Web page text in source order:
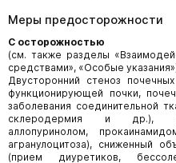
Меры предосторожности
С осторожностью
(см. также разделы
средствами», «Особые
Двусторонний стеноз
функционирующей почки,
заболевания соединительной
склеродермия и др.),
аллопуринолом,
агранулоцитоза), сниженный
(прием диуретиков,